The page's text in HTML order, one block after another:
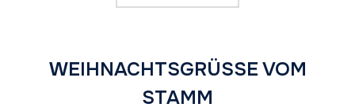
WEIHNACHTSGRÜSSE VOM S
TAMM